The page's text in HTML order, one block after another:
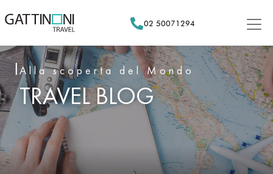
to
02 50071294
Alla scoperta del Mondo
TRAVEL BLOG